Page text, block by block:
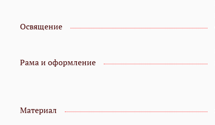
Освящение
Рама и оформление
Материал